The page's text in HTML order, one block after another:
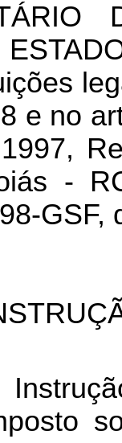
e no
-